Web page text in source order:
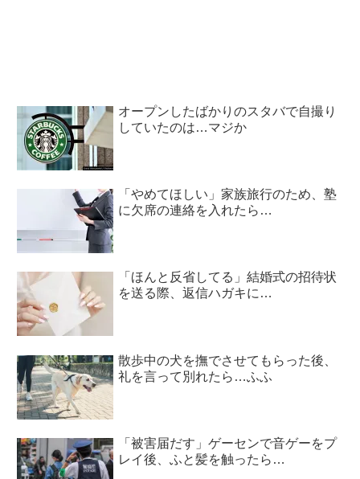
オープンしたばかりのスタバで自撮り
していたのは…マジか
「やめてほしい」家族旅行のため、塾
に欠席の連絡を入れたら…
「ほんと反省してる」結婚式の招待状
を送る際、返信ハガキに…
散歩中の犬を撫でさせてもらった後、
礼を言って別れたら…ふふ
「被害届だす」ゲーセンで音ゲーをプ
レイ後、ふと髪を触ったら…